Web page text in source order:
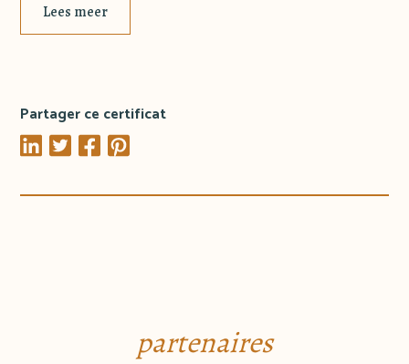
Lees meer
Partager ce certificat
partenaires